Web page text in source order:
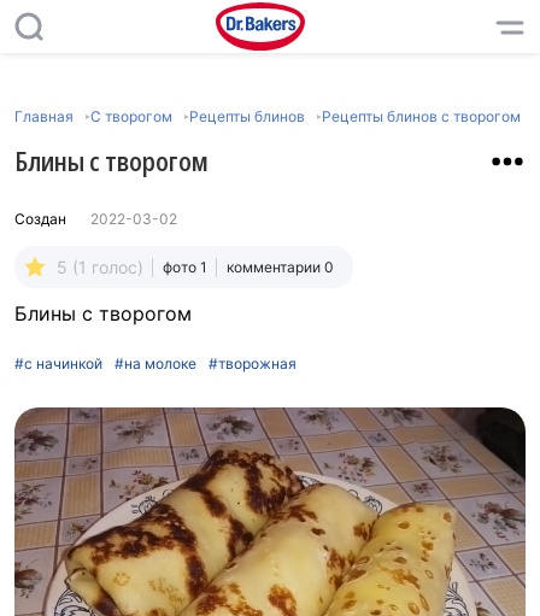
Главная С творогом Рецепты блинов Рецепты блинов с творогом
Блины с творогом
Создан 2022-03-02
5 (1 голос) фото 1 комментарии 0
Блины с творогом
#с начинкой #на молоке #творожная